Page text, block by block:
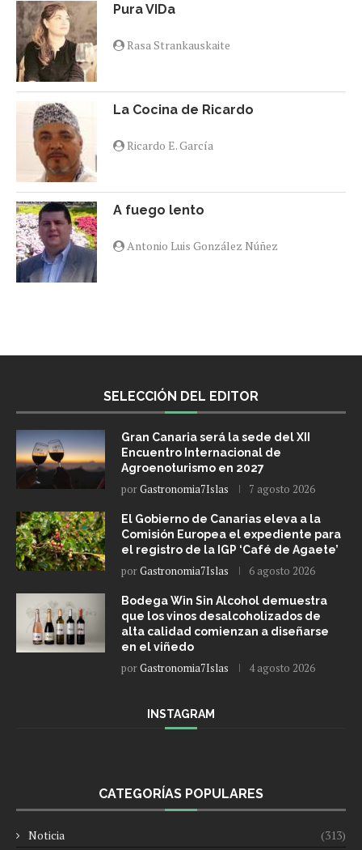
Pura VIDa
Rasa Strankauskaite
La Cocina de Ricardo
Ricardo E. García
A fuego lento
Antonio Luis González Núñez
SELECCIÓN DEL EDITOR
Gran Canaria será la sede del XII
Encuentro Internacional de
Agroenoturismo en 2027
porGastronomia7Islas 7 agosto 2026
El Gobierno de Canarias eleva a la
Comisión Europea el expediente para
el registro de la IGP ‘Café de Agaete’
porGastronomia7Islas 6 agosto 2026
Bodega Win Sin Alcohol demuestra
que los vinos desalcoholizados de
alta calidad comienzan a diseñarse
en el viñedo
porGastronomia7Islas 4 agosto 2026
INSTAGRAM
CATEGORÍAS POPULARES
Noticia
(313)